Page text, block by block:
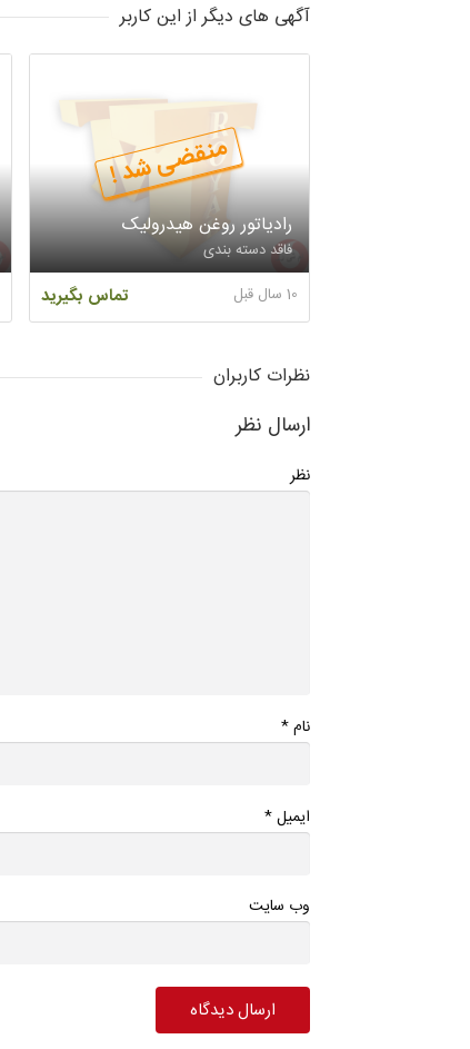
آگهی های دیگر از این کاربر
منقضی شد !
رادیاتور روغن هیدرولیک
فاقد دسته بندی
تماس بگیرید 10 سال قبل
نظرات کاربران
ارسال نظر
نظر
نام*
ایمیل*
وب سایت